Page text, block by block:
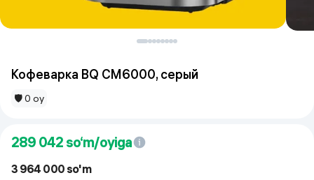
Кофеварка BQ CM6000, серый
🛡 0 oy
289 042 so‘m/oyiga
3 964 000 so'm